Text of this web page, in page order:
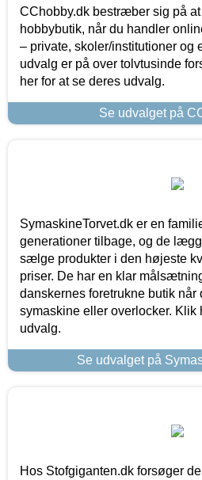
CChobby.dk bestræber sig på
hobbybutik, når du handler
– private, skoler/institutioner og
udvalg er på over tolvtusinde
her for at se deres udvalg.
Se udvalget på
SymaskineTorvet.dk er en
generationer tilbage, og de
sælge produkter i den højeste
priser. De har en klar
danskernes foretrukne butik når
symaskine eller overlocker. Klik
udvalg.
Se udvalget på
Hos Stofgiganten.dk forsøger